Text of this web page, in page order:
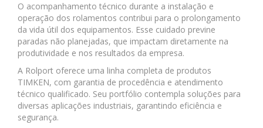
O acompanhamento técnico durante a instalação e
operação dos rolamentos contribui para o prolongamento
da vida útil dos equipamentos. Esse cuidado previne
paradas não planejadas, que impactam diretamente na
produtividade e nos resultados da empresa.
A Rolport oferece uma linha completa de produtos
TIMKEN, com garantia de procedência e atendimento
técnico qualificado. Seu portfólio contempla soluções para
diversas aplicações industriais, garantindo eficiência e
segurança.